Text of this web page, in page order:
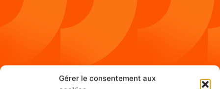
Gérer le consentement aux